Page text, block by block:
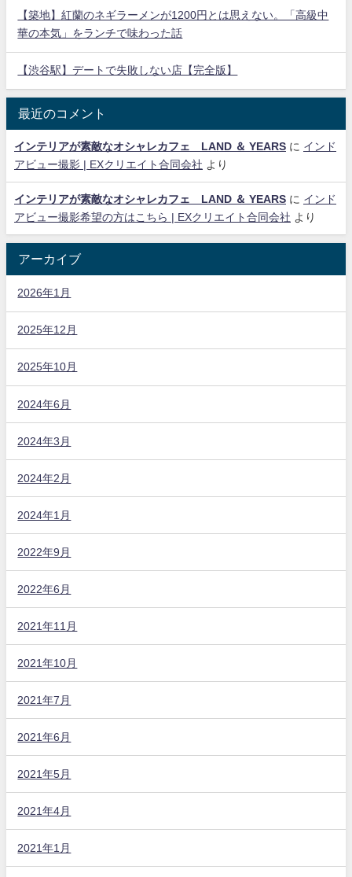
【築地】紅蘭のネギラーメンが1200円とは思えない。「高級中
華の本気」をランチで味わった話
【渋谷駅】デートで失敗しない店【完全版】
最近のコメント
インテリアが素敵なオシャレカフェ LAND ＆ YEARS に インド
アビュー撮影 | EXクリエイト合同会社 より
インテリアが素敵なオシャレカフェ LAND ＆ YEARS に インド
アビュー撮影希望の方はこちら | EXクリエイト合同会社 より
アーカイブ
2026年1月
2025年12月
2025年10月
2024年6月
2024年3月
2024年2月
2024年1月
2022年9月
2022年6月
2021年11月
2021年10月
2021年7月
2021年6月
2021年5月
2021年4月
2021年1月